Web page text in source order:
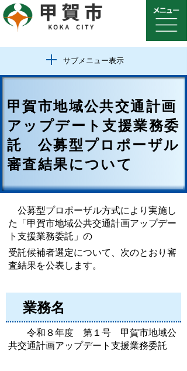
サブメニュー表示
甲賀市地域公共交通計画
アップデート支援業務委
託 公募型プロポーザル
審査結果について
公募型プロポーザル方式により実施し
た「甲賀市地域公共交通計画アップデー
ト支援業務委託」の
受託候補者選定について、 次のとおり審
査結果を公表します。
業務名
令和８年度 第１号 甲賀市地域公
共交通計画アップデート支援業務委託